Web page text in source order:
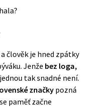
člověk je hned zpátky
Jenže bez loga,
tak snadné není.
značkypozná
paměť začne